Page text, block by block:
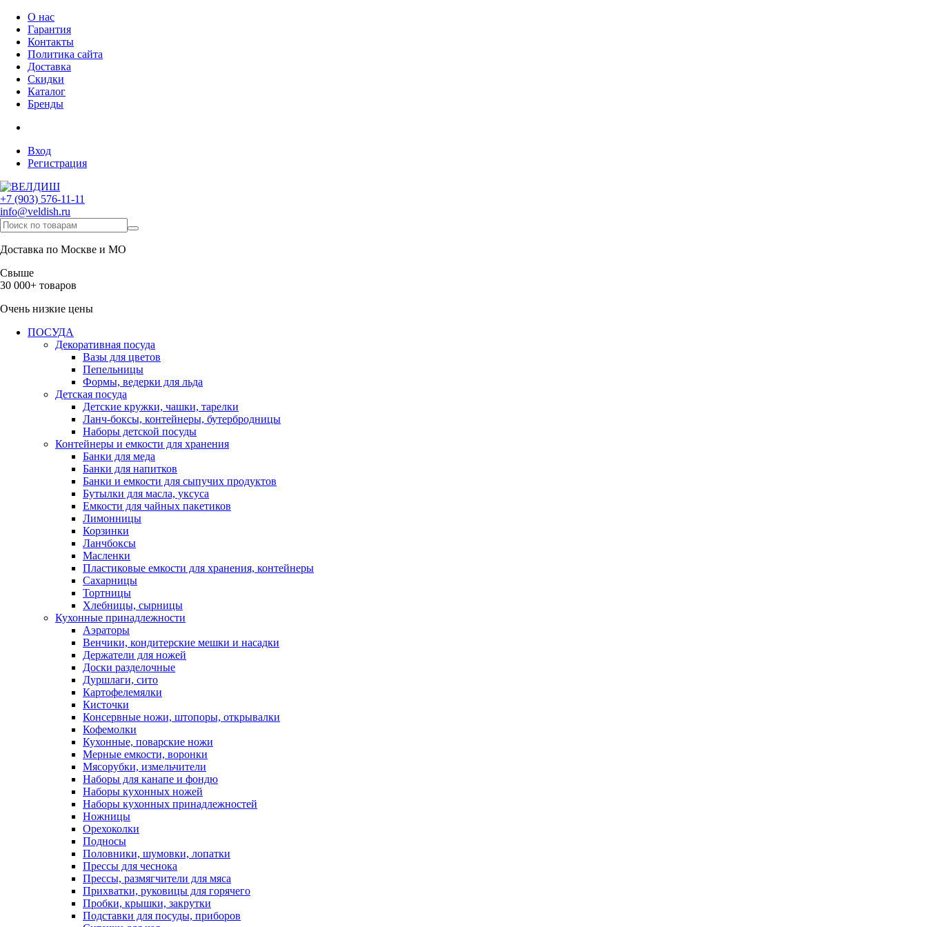
О нас
Гарантия
Контакты
Политика сайта
Доставка
Скидки
Каталог
Бренды
Вход
Регистрация
+7 (903) 576-11-11
info@veldish.ru
Доставка по Москве и МО
Свыше
30 000+ товаров
Очень низкие цены
ПОСУДА
Декоративная посуда
Вазы для цветов
Пепельницы
Формы, ведерки для льда
Детская посуда
Детские кружки, чашки, тарелки
Ланч-боксы, контейнеры, бутербродницы
Наборы детской посуды
Контейнеры и емкости для хранения
Банки для меда
Банки для напитков
Банки и емкости для сыпучих продуктов
Бутылки для масла, уксуса
Емкости для чайных пакетиков
Лимонницы
Корзинки
Ланчбоксы
Масленки
Пластиковые емкости для хранения, контейнеры
Сахарницы
Тортницы
Хлебницы, сырницы
Кухонные принадлежности
Аэраторы
Венчики, кондитерские мешки и насадки
Держатели для ножей
Доски разделочные
Дуршлаги, сито
Картофелемялки
Кисточки
Консервные ножи, штопоры, открывалки
Кофемолки
Кухонные, поварские ножи
Мерные емкости, воронки
Мясорубки, измельчители
Наборы для канапе и фондю
Наборы кухонных ножей
Наборы кухонных принадлежностей
Ножницы
Орехоколки
Подносы
Половники, шумовки, лопатки
Прессы для чеснока
Прессы, размягчители для мяса
Прихватки, руковицы для горячего
Пробки, крышки, закрутки
Подставки для посуды, приборов